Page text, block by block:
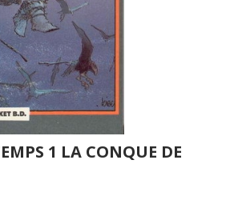
1 LA CONQUE DE